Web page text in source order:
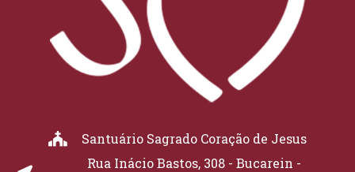
Santuário Sagrado Coração de Jesus
Rua Inácio Bastos, 308 - Bucarein -